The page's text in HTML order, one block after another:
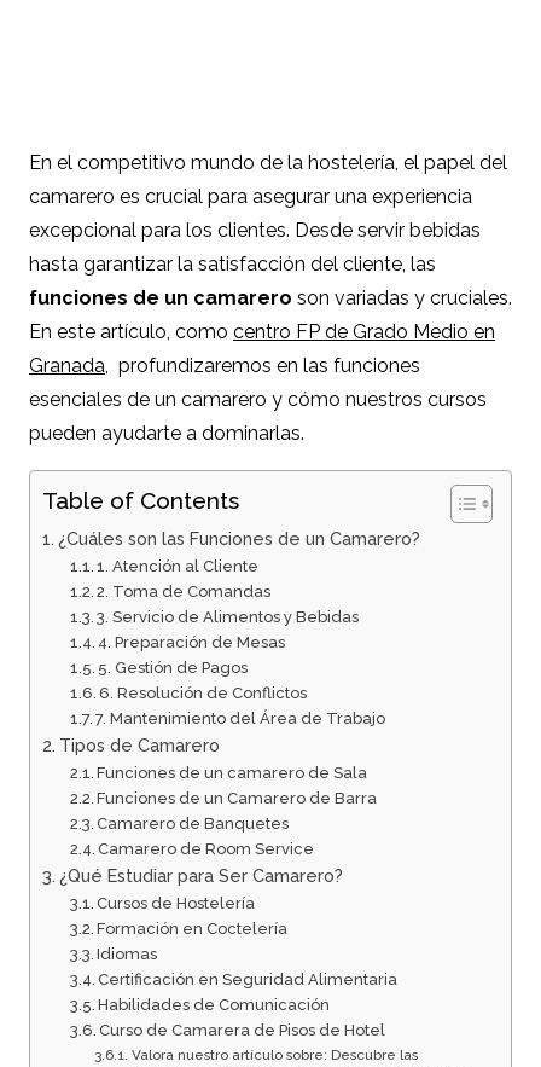
En el competitivo mundo de la hostelería, el papel del
camarero es crucial para asegurar una experiencia
excepcional para los clientes. Desde servir bebidas
hasta garantizar la satisfacción del cliente, las
funciones de un camarero son variadas y cruciales.
En este artículo, como centro FP de Grado Medio en
Granada, profundizaremos en las funciones
esenciales de un camarero y cómo nuestros cursos
pueden ayudarte a dominarlas.
Table of Contents
¿Cuáles son las Funciones de un Camarero?
1. Atención al Cliente
2. Toma de Comandas
3. Servicio de Alimentos y Bebidas
4. Preparación de Mesas
5. Gestión de Pagos
6. Resolución de Conflictos
7. Mantenimiento del Área de Trabajo
Tipos de Camarero
Funciones de un camarero de Sala
Funciones de un Camarero de Barra
Camarero de Banquetes
Camarero de Room Service
¿Qué Estudiar para Ser Camarero?
Cursos de Hostelería
Formación en Coctelería
Idiomas
Certificación en Seguridad Alimentaria
Habilidades de Comunicación
Curso de Camarera de Pisos de Hotel
Valora nuestro artículo sobre: Descubre las